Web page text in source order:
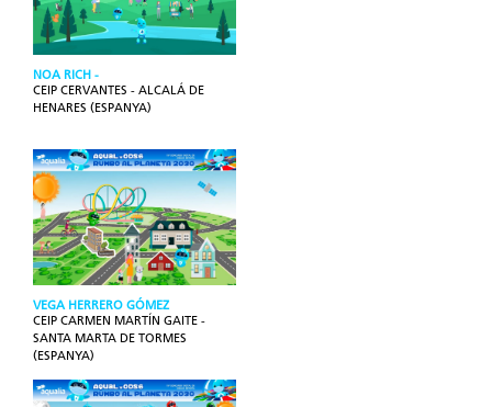
NOA RICH -
CEIP CERVANTES - ALCALÁ DE
HENARES (ESPANYA)
VEGA HERRERO GÓMEZ
CEIP CARMEN MARTÍN GAITE -
SANTA MARTA DE TORMES
(ESPANYA)